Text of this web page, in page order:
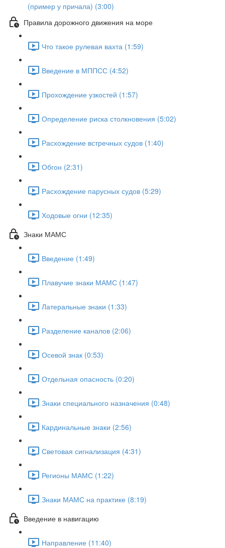
(пример у причала) (3:00)
Правила дорожного движения на море
Что такое рулевая вахта (1:59)
Введение в МППСС (4:52)
Прохождение узкостей (1:57)
Определение риска столкновения (5:02)
Расхождение встречных судов (1:40)
Обгон (2:31)
Расхождение парусных судов (5:29)
Ходовые огни (12:35)
Знаки МАМС
Введение (1:49)
Плавучие знаки МАМС (1:47)
Латеральные знаки (1:33)
Разделение каналов (2:06)
Осевой знак (0:53)
Отдельная опасность (0:20)
Знаки специального назначения (0:48)
Кардинальные знаки (2:56)
Световая сигнализация (4:31)
Регионы МАМС (1:22)
Знаки МАМС на практике (8:19)
Введение в навигацию
Направление (11:40)